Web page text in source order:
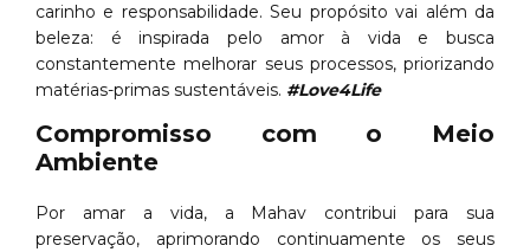
carinho e responsabilidade. Seu propósito vai além da
beleza: é inspirada pelo amor à vida e busca
constantemente melhorar seus processos, priorizando
matérias-primas sustentáveis. #Love4Life
Compromisso com o Meio
Ambiente
Por amar a vida, a Mahav contribui para sua
preservação, aprimorando continuamente os seus